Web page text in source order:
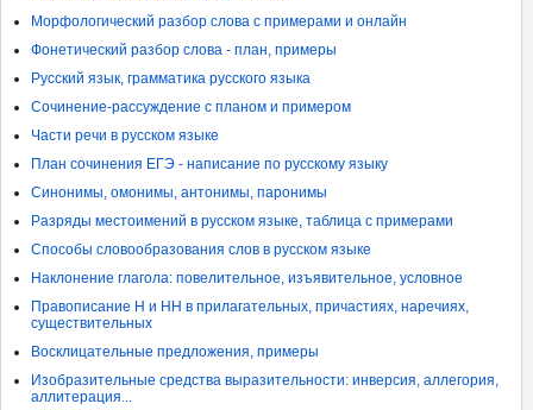
Морфологический разбор слова с примерами и онлайн
Фонетический разбор слова - план, примеры
Русский язык, грамматика русского языка
Сочинение-рассуждение с планом и примером
Части речи в русском языке
План сочинения ЕГЭ - написание по русскому языку
Синонимы, омонимы, антонимы, паронимы
Разряды местоимений в русском языке, таблица с примерами
Способы словообразования слов в русском языке
Наклонение глагола: повелительное, изъявительное, условное
Правописание Н и НН в прилагательных, причастиях, наречиях,
существительных
Восклицательные предложения, примеры
Изобразительные средства выразительности: инверсия, аллегория,
аллитерация...